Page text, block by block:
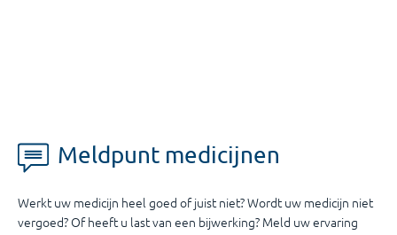
Meldpunt medicijnen
Werkt uw medicijn heel goed of juist niet? Wordt uw medicijn niet
vergoed? Of heeft u last van een bijwerking? Meld uw ervaring